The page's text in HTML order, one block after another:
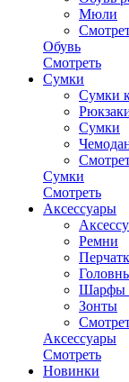
Мюли
Обувь
Смотреть
Сумки
Сумки
Сумки
Сумки
Смотреть
Аксессуары
Ремни
Шарфы
Зонты
Аксессуары
Смотреть
Новинки